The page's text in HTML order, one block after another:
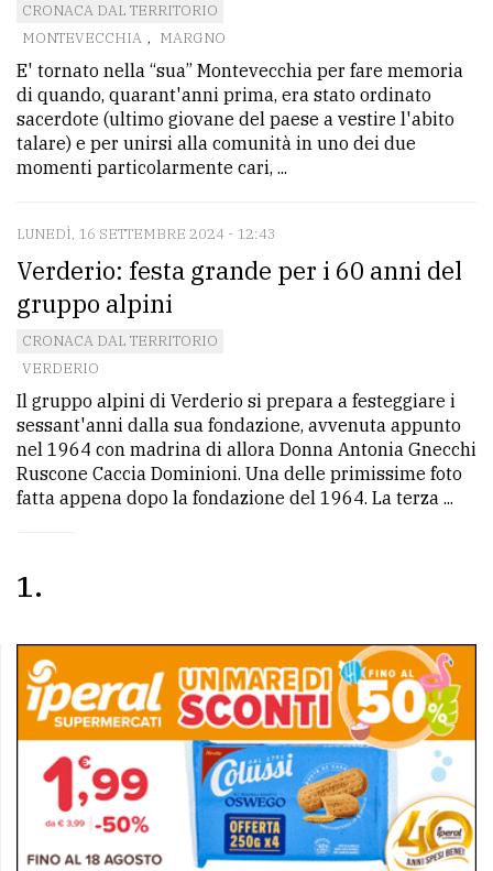
CRONACA DAL TERRITORIO
MONTEVECCHIA , MARGNO
E' tornato nella “sua” Montevecchia per fare memoria
di quando, quarant'anni prima, era stato ordinato
sacerdote (ultimo giovane del paese a vestire l'abito
talare) e per unirsi alla comunità in uno dei due
momenti particolarmente cari, ...
LUNEDÌ, 16 SETTEMBRE 2024 - 12:43
Verderio: festa grande per i 60 anni del
gruppo alpini
CRONACA DAL TERRITORIO
VERDERIO
Il gruppo alpini di Verderio si prepara a festeggiare i
sessant'anni dalla sua fondazione, avvenuta appunto
nel 1964 con madrina di allora Donna Antonia Gnecchi
Ruscone Caccia Dominioni. Una delle primissime foto
fatta appena dopo la fondazione del 1964. La terza ...
1